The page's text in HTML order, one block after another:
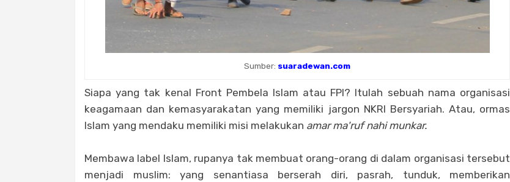
Sumber: suaradewan.com
Siapa yang tak kenal Front Pembela Islam atau FPI? Itulah sebuah nama organisasi
keagamaan dan kemasyarakatan yang memiliki jargon NKRI Bersyariah. Atau, ormas
Islam yang mendaku memiliki misi melakukan amar ma'ruf nahi munkar.
Membawa label Islam, rupanya tak membuat orang-orang di dalam organisasi tersebut
menjadi muslim: yang senantiasa berserah diri, pasrah, tunduk, memberikan